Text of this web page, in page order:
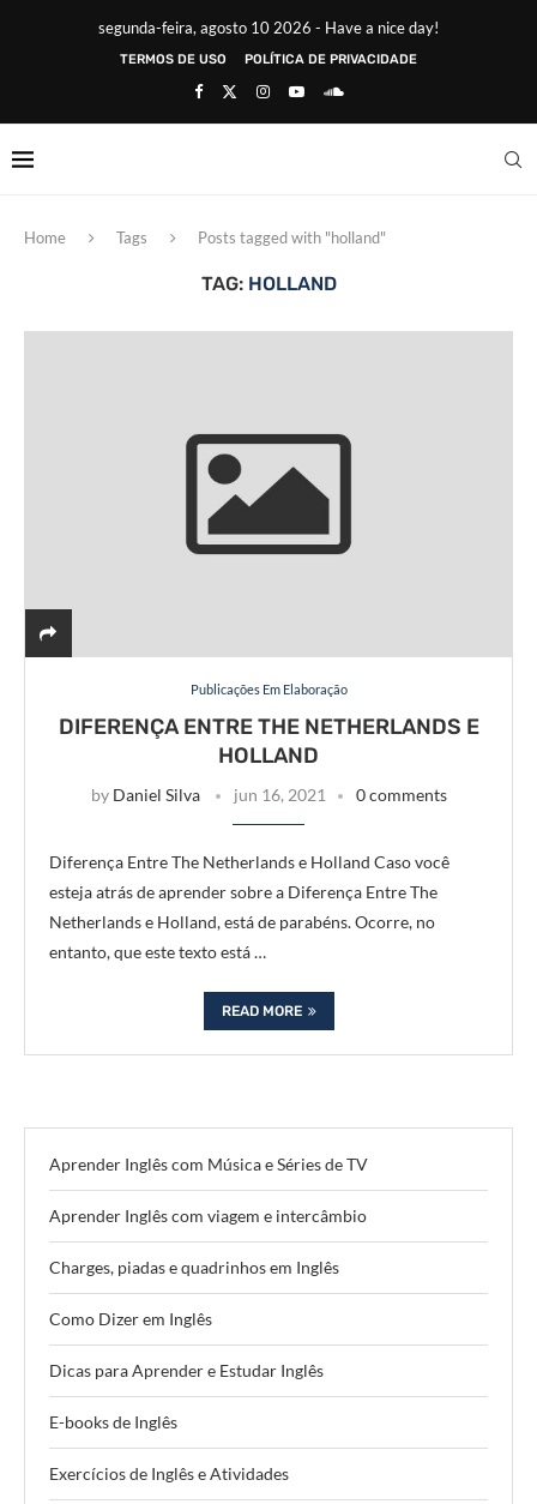
segunda-feira, agosto 10 2026 - Have a nice day!
TERMOS DE USO POLÍTICA DE PRIVACIDADE
Home Tags Posts tagged with "holland"
TAG: HOLLAND
Publicações Em Elaboração
DIFERENÇA ENTRE THE NETHERLANDS E
HOLLAND
by Daniel Silva jun 16, 2021 0 comments
Diferença Entre The Netherlands e Holland Caso você
esteja atrás de aprender sobre a Diferença Entre The
Netherlands e Holland, está de parabéns. Ocorre, no
entanto, que este texto está …
READ MORE
Aprender Inglês com Música e Séries de TV
Aprender Inglês com viagem e intercâmbio
Charges, piadas e quadrinhos em Inglês
Como Dizer em Inglês
Dicas para Aprender e Estudar Inglês
E-books de Inglês
Exercícios de Inglês e Atividades